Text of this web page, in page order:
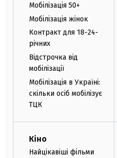
Мобілізація 50+
Мобілізація жінок
Контракт для 18-24-
річних
Відстрочка від
мобілізації
Мобілізація в Україні:
скільки осіб мобілізує
ТЦК
Кіно
Найцікавіші фільми